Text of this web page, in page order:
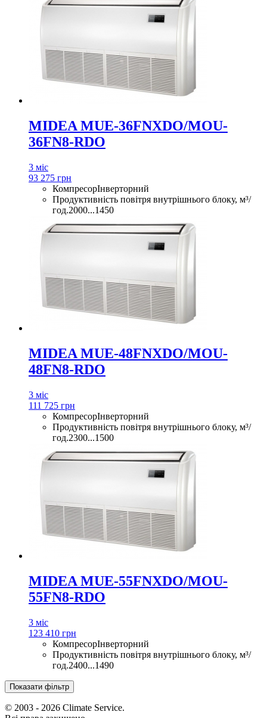
MIDEA MUE-36FNXDO/MOU-
36FN8-RDO
3 міс
93 275 грн
КомпресорІнверторний
Продуктивність повітря внутрішнього блоку, м³/
год.2000...1450
MIDEA MUE-48FNXDO/MOU-
48FN8-RDO
3 міс
111 725 грн
КомпресорІнверторний
Продуктивність повітря внутрішнього блоку, м³/
год.2300...1500
MIDEA MUE-55FNXDO/MOU-
55FN8-RDO
3 міс
123 410 грн
КомпресорІнверторний
Продуктивність повітря внутрішнього блоку, м³/
год.2400...1490
Показати фільтр
© 2003 - 2026 Climate Service.